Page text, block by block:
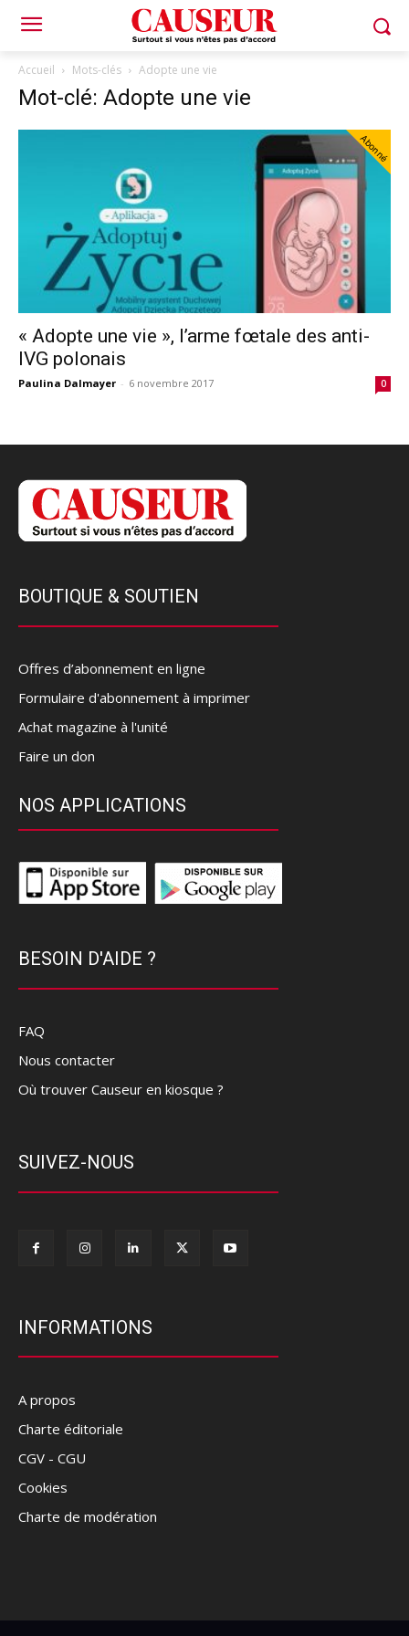
Accueil Mots-clés Adopte une vie
Mot-clé: Adopte une vie
Abonné
« Adopte une vie », l’arme fœtale des anti-
IVG polonais
Paulina Dalmayer - 6 novembre 2017 0
BOUTIQUE & SOUTIEN
Offres d’abonnement en ligne
Formulaire d'abonnement à imprimer
Achat magazine à l'unité
Faire un don
NOS APPLICATIONS
BESOIN D'AIDE ?
FAQ
Nous contacter
Où trouver Causeur en kiosque ?
SUIVEZ-NOUS
INFORMATIONS
A propos
Charte éditoriale
CGV - CGU
Cookies
Charte de modération